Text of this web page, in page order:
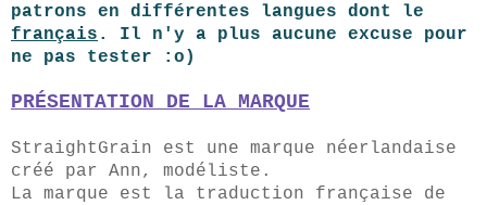
patrons en différentes langues dont le
français . Il n'y a plus aucune excuse pour
ne pas tester :o)
PRÉSENTATION DE LA MARQUE
StraightGrain est une marque néerlandaise
créé par Ann, modéliste.
La marque est la traduction française de